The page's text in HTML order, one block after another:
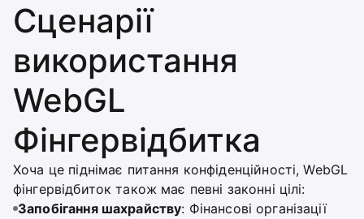
Сценарії
використання
WebGL
Фінгервідбитка
Хоча це піднімає питання конфіденційності, WebGL
фінгервідбиток також має певні законні цілі:
Запобігання шахрайству: Фінансові організації